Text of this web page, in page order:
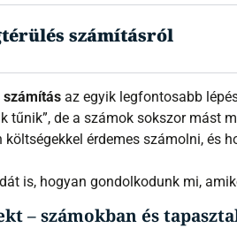
számításról
az egyik legfontosabb
tűnik”, de a számok sokszor mást
érdemes számolni, és
is, hogyan gondolkodunk mi,
– számokban és